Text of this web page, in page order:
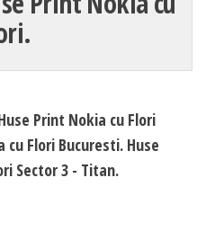
Print Nokia cu Flori
cu Flori Bucuresti. Huse
Sector 3 - Titan.